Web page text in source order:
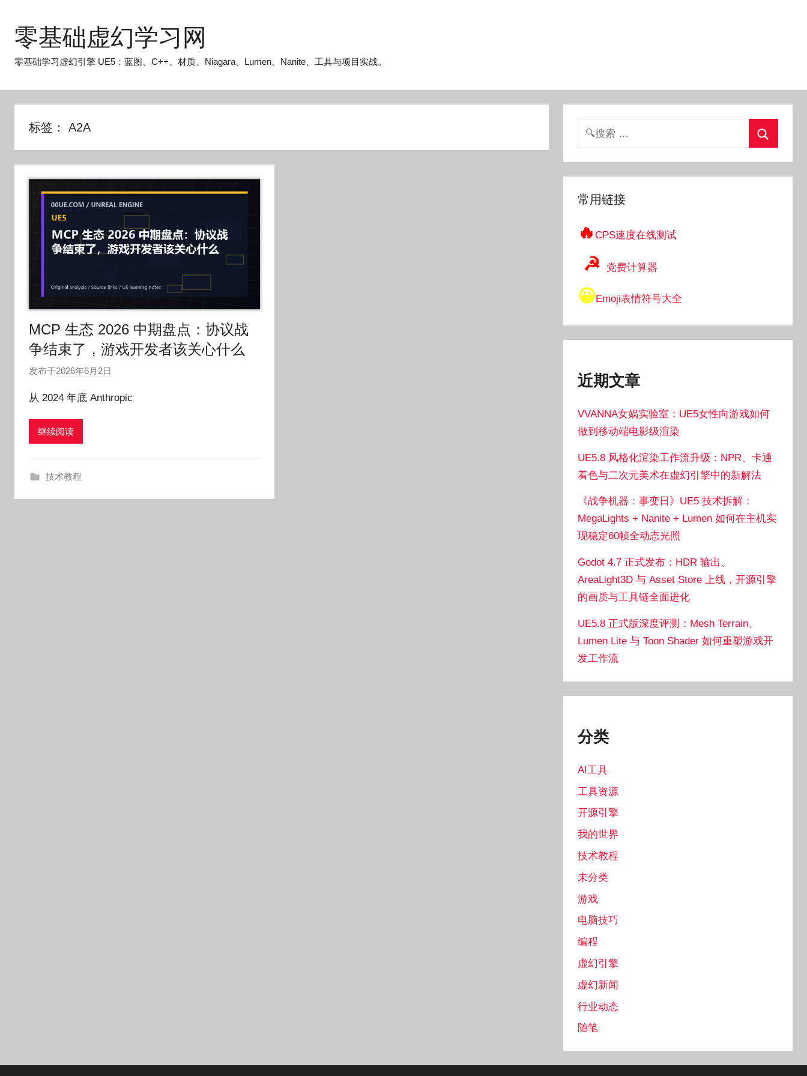
零基础虚幻学习网
零基础学习虚幻引擎 UE5：蓝图、C++、材质、Niagara、Lumen、Nanite、工具与项目实战。
标签： A2A
MCP 生态 2026 中期盘点：协议战
争结束了，游戏开发者该关心什么
发布于2026年6月2日
:
从 2024 年底 Anthropic
继续阅读
技术教程
搜
常用链接
🔥CPS速度在线测试
☭ 党费计算器
😀Emoji表情符号大全
近期文章
VVANNA女娲实验室：UE5女性向游戏如何
做到移动端电影级渲染
UE5.8 风格化渲染工作流升级：NPR、卡通
着色与二次元美术在虚幻引擎中的新解法
《战争机器：事变日》UE5 技术拆解：
MegaLights + Nanite + Lumen 如何在主机实
现稳定60帧全动态光照
Godot 4.7 正式发布：HDR 输出、
AreaLight3D 与 Asset Store 上线，开源引擎
的画质与工具链全面进化
UE5.8 正式版深度评测：Mesh Terrain、
Lumen Lite 与 Toon Shader 如何重塑游戏开
发工作流
分类
AI工具
工具资源
开源引擎
我的世界
技术教程
未分类
游戏
电脑技巧
编程
虚幻引擎
虚幻新闻
行业动态
随笔